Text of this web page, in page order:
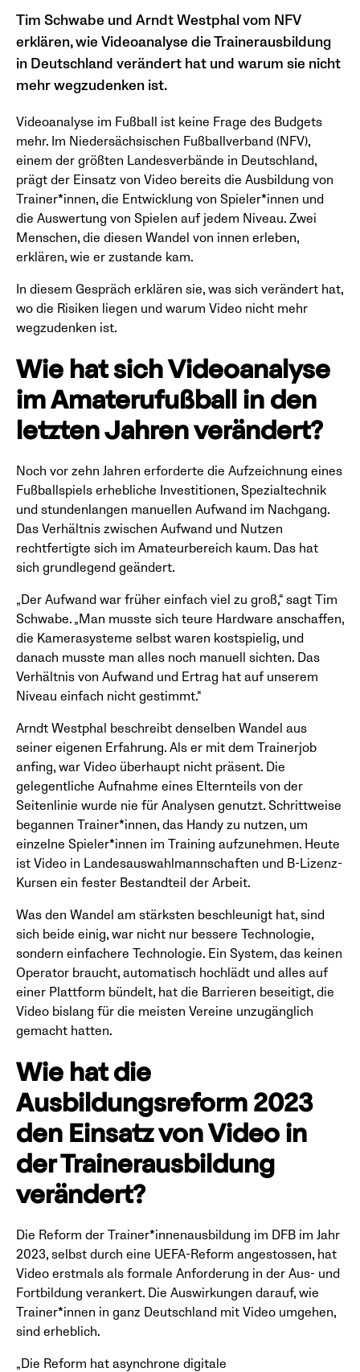
Tim Schwabe und Arndt Westphal vom NFV
erklären, wie Videoanalyse die Trainerausbildung
in Deutschland verändert hat und warum sie nicht
mehr wegzudenken ist.
Videoanalyse im Fußball ist keine Frage des Budgets
mehr. Im Niedersächsischen Fußballverband (NFV),
einem der größten Landesverbände in Deutschland,
prägt der Einsatz von Video bereits die Ausbildung von
Trainer*innen, die Entwicklung von Spieler*innen und
die Auswertung von Spielen auf jedem Niveau. Zwei
Menschen, die diesen Wandel von innen erleben,
erklären, wie er zustande kam.
In diesem Gespräch erklären sie, was sich verändert hat,
wo die Risiken liegen und warum Video nicht mehr
wegzudenken ist.
Wie hat sich Videoanalyse
im Amaterufußball in den
letzten Jahren verändert?
Noch vor zehn Jahren erforderte die Aufzeichnung eines
Fußballspiels erhebliche Investitionen, Spezialtechnik
und stundenlangen manuellen Aufwand im Nachgang.
Das Verhältnis zwischen Aufwand und Nutzen
rechtfertigte sich im Amateurbereich kaum. Das hat
sich grundlegend geändert.
„Der Aufwand war früher einfach viel zu groß,“ sagt Tim
Schwabe. „Man musste sich teure Hardware anschaffen,
die Kamerasysteme selbst waren kostspielig, und
danach musste man alles noch manuell sichten. Das
Verhältnis von Aufwand und Ertrag hat auf unserem
Niveau einfach nicht gestimmt.“
Arndt Westphal beschreibt denselben Wandel aus
seiner eigenen Erfahrung. Als er mit dem Trainerjob
anfing, war Video überhaupt nicht präsent. Die
gelegentliche Aufnahme eines Elternteils von der
Seitenlinie wurde nie für Analysen genutzt. Schrittweise
begannen Trainer*innen, das Handy zu nutzen, um
einzelne Spieler*innen im Training aufzunehmen. Heute
ist Video in Landesauswahlmannschaften und B-Lizenz-
Kursen ein fester Bestandteil der Arbeit.
Was den Wandel am stärksten beschleunigt hat, sind
sich beide einig, war nicht nur bessere Technologie,
sondern einfachere Technologie. Ein System, das keinen
Operator braucht, automatisch hochlädt und alles auf
einer Plattform bündelt, hat die Barrieren beseitigt, die
Video bislang für die meisten Vereine unzugänglich
gemacht hatten.
Wie hat die
Ausbildungsreform 2023
den Einsatz von Video in
der Trainerausbildung
verändert?
Die Reform der Trainer*innenausbildung im DFB im Jahr
2023, selbst durch eine UEFA-Reform angestossen, hat
Video erstmals als formale Anforderung in der Aus- und
Fortbildung verankert. Die Auswirkungen darauf, wie
Trainer*innen in ganz Deutschland mit Video umgehen,
sind erheblich.
„Die Reform hat asynchrone digitale